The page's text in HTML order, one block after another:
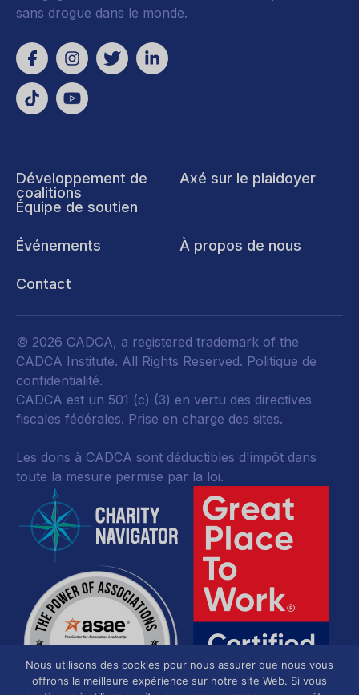
sans drogue dans le monde.
Développement de
coalitions
Équipe de soutien
Axé sur le plaidoyer
Événements À propos de nous
Contact
© 2026 CADCA, a registered trademark of the
CADCA Institute. All Rights Reserved. Politique de
confidentialité.
CADCA est un 501 (c) (3) en vertu des directives
fiscales fédérales. Prise en charge des sites.
Les dons à CADCA sont déductibles d'impôt dans
toute la mesure permise par la loi.
Nous utilisons des cookies pour nous assurer que nous vous
offrons la meilleure expérience sur notre site Web. Si vous